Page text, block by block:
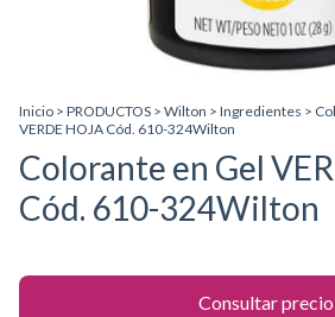
Inicio > PRODUCTOS > Wilton > Ingredientes >
VERDE HOJA Cód. 610-324Wilton
Colorante en Gel
Cód. 610-324Wilton